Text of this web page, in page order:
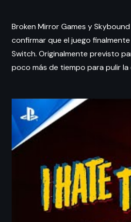
Broken Mirror Games y
confirmar que el juego finalmente
Switch. Originalmente previsto
poco más de tiempo para pulir